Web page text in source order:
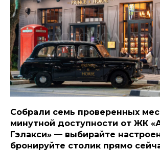
Собрали семь проверенных
минутной доступности от ЖК
Гэлакси» — выбирайте
бронируйте столик прямо